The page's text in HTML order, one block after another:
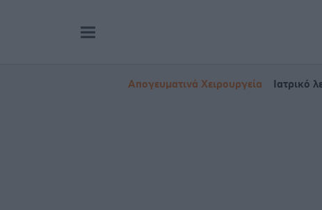
Απογευματινά Χειρουργεία Ιατρικό